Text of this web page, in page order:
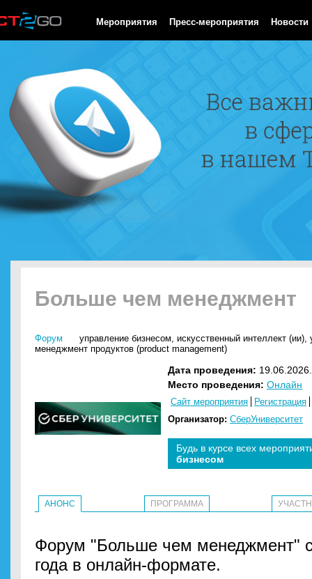
Мероприятия Пресс-мероприятия Новости
Больше чем менеджмент
Форум управление бизнесом, искусственный интеллект (ии),
менеджмент продуктов (product management)
Дата проведения:
Место проведения: Онлайн
Сайт мероприятия
Регистрация
Организатор: СберУниверситет
Будь в курсе всех
бизнесом
АНОНС ПРОГРАММА
Форум "Больше чем менеджмент"
года в онлайн-формате.